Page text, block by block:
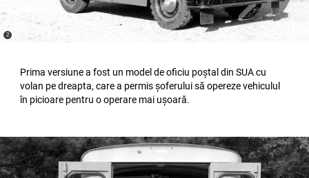
Prima versiune a fost un model de oficiu poștal din SUA cu
volan pe dreapta, care a permis șoferului să opereze vehiculul
în picioare pentru o operare mai ușoară.
(
Disclosure
2)